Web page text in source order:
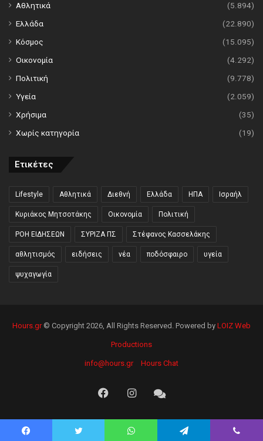
Αθλητικά
(5.894)
Ελλάδα
(22.890)
Κόσμος
(15.095)
Οικονομία
(4.292)
Πολιτική
(9.778)
Υγεία
(2.059)
Χρήσιμα
(35)
Χωρίς κατηγορία
(19)
Ετικέτες
Lifestyle Αθλητικά Διεθνή Ελλάδα ΗΠΑ Ισραήλ
Κυριάκος Μητσοτάκης Οικονομία Πολιτική
ΡΟΗ ΕΙΔΗΣΕΩΝ ΣΥΡΙΖΑ ΠΣ Στέφανος Κασσελάκης
αθλητισμός ειδήσεις νέα ποδόσφαιρο υγεία
ψυχαγωγία
Hours.gr© Copyright 2026, All Rights Reserved. Powered by LOIZ Web
Productions
info@hours.gr Hours Chat
FacebookInstagramHours
Chat